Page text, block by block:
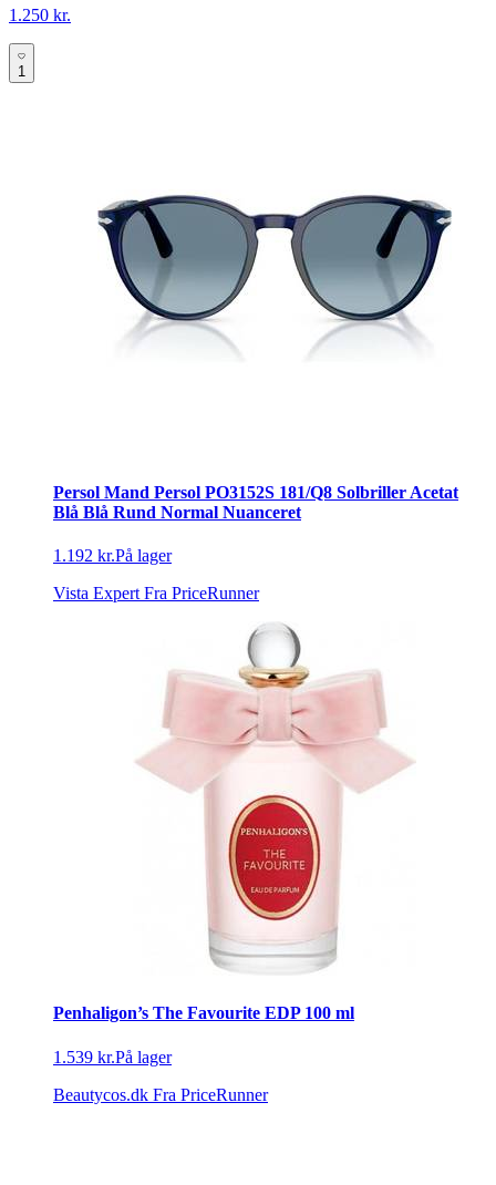
1.250 kr.
1
Persol Mand Persol PO3152S 181/Q8 Solbriller Acetat
Blå Blå Rund Normal Nuanceret
1.192 kr.På lager
Vista Expert Fra PriceRunner
Penhaligon’s The Favourite EDP 100 ml
1.539 kr.På lager
Beautycos.dk Fra PriceRunner